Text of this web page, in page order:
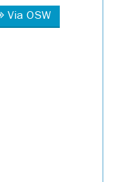
Via OSW